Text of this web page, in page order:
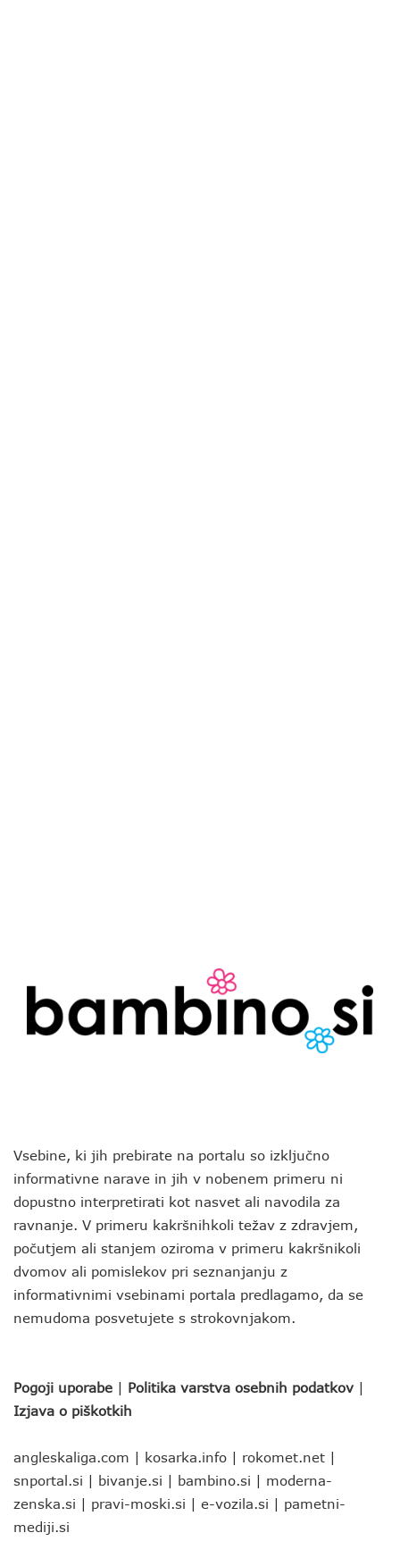
Vsebine, ki jih prebirate na portalu so izključno
informativne narave in jih v nobenem primeru ni
dopustno interpretirati kot nasvet ali navodila za
ravnanje. V primeru kakršnihkoli težav z zdravjem,
počutjem ali stanjem oziroma v primeru kakršnikoli
dvomov ali pomislekov pri seznanjanju z
informativnimi vsebinami portala predlagamo, da se
nemudoma posvetujete s strokovnjakom.
Pogoji uporabe | Politika varstva osebnih podatkov |
Izjava o piškotkih
angleskaliga.com | kosarka.info | rokomet.net |
snportal.si | bivanje.si | bambino.si | moderna-
zenska.si | pravi-moski.si | e-vozila.si | pametni-
mediji.si